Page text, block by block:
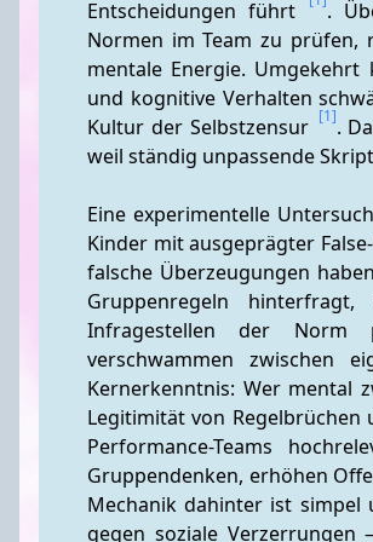
Entscheidungen führt
.
Normen im Team zu prüfen,
mentale Energie.
und kognitive Verhalten
Kultur der Selbstzensur [1].
weil ständig unpassende
Eine experimentelle
Kinder mit ausgeprägter
falsche Überzeugungen
Gruppenregeln
Infragestellen der Norm
verschwammen zwischen
Kernerkenntnis: Wer mental
Legitimität von
Performance-Teams
Gruppendenken, erhöhen
Mechanik dahinter ist
gegen soziale